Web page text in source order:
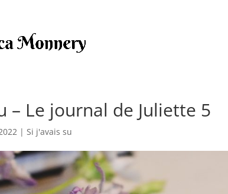
– Le journal de Juliette 5
| Si j'avais su